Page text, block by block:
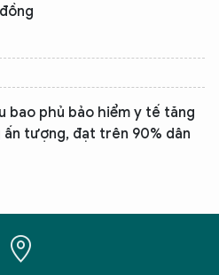
bao phủ bảo hiểm y tế tăng
tượng, đạt trên 90% dân
CỦA
gì bạn cần biết về